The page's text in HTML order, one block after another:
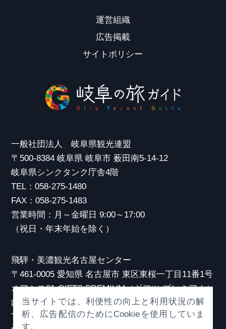
運営組織
広告掲載
サイトポリシー
一般社団法人 岐阜県観光連盟
〒500-8384 岐阜県 岐阜市 薮田南5-14-12
岐阜県シンクタンク庁舎4階
TEL：058-275-1480
FAX：058-275-1483
営業時間：月～金曜日 9:00～17:00
（祝日・年末年始を除く）
飛騨・美濃観光名古屋センター
〒461-0005 愛知県 名古屋市 東区東桜一丁目11番1号
オアシス21 GIFTS PREMIUM（ギフツ プレミアム）
内
TEL：052-253-6185
当サイトでは、利便性の向上と利用状況の解
析、広告配信のためにCookieを使用していま
す。